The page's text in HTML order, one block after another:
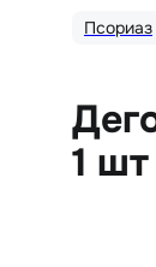
Псориаз
1